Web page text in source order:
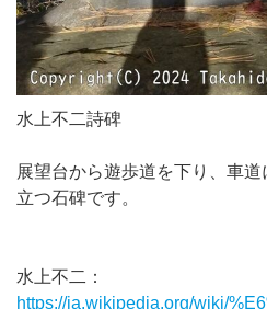
水上不二詩碑
展望台から遊歩道を下り、車
立つ石碑です。
水上不二：
https://ja.wikipedia.org/wiki/